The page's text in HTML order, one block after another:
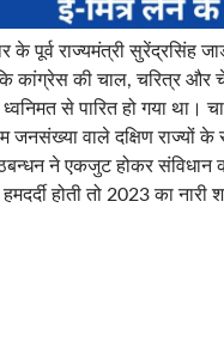
के पूर्व राज्यमंत्री सुरेंद्रसिंह
कांग्रेस की चाल, चरित्र और
से पारित हो गया
वाले दक्षिण राज्यों के
ने एकजुट होकर
होती तो 2023 का